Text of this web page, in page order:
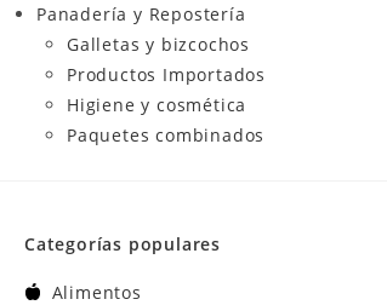
Panadería y Repostería
Galletas y bizcochos
Productos Importados
Higiene y cosmética
Paquetes combinados
Categorías populares
Alimentos